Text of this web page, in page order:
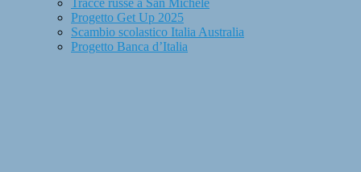
Tracce russe a San Michele
Progetto Get Up 2025
Scambio scolastico Italia Australia
Progetto Banca d’Italia